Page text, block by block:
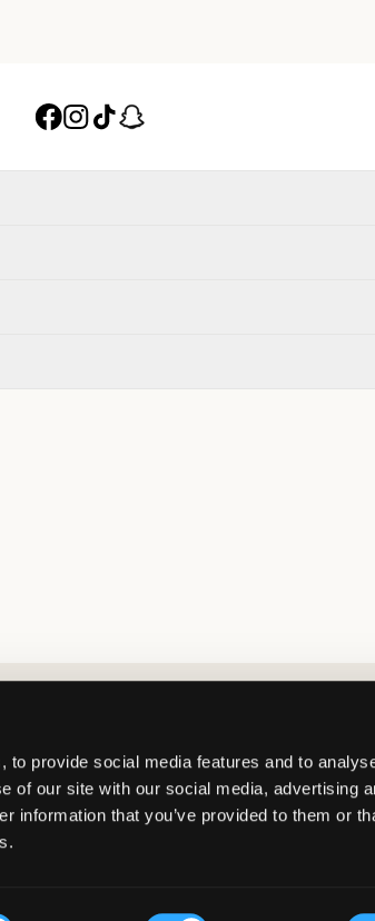
provide social media features and to
of our site with our social media, advertising
information that you’ve provided to them or